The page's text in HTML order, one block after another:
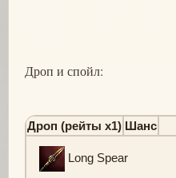
Дроп и спойл:
Дроп (рейты х1) Шанс
Long Spear